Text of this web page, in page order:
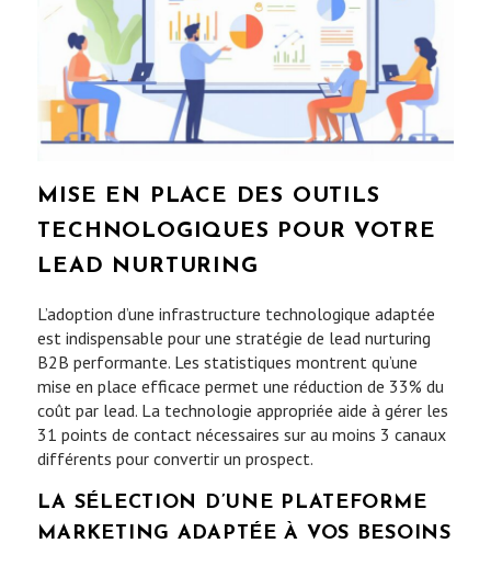
MISE EN PLACE DES OUTILS
TECHNOLOGIQUES POUR VOTRE
LEAD NURTURING
L’adoption d’une infrastructure technologique adaptée
est indispensable pour une stratégie de lead nurturing
B2B performante. Les statistiques montrent qu’une
mise en place efficace permet une réduction de 33% du
coût par lead. La technologie appropriée aide à gérer les
31 points de contact nécessaires sur au moins 3 canaux
différents pour convertir un prospect.
LA SÉLECTION D’UNE PLATEFORME
MARKETING ADAPTÉE À VOS BESOINS